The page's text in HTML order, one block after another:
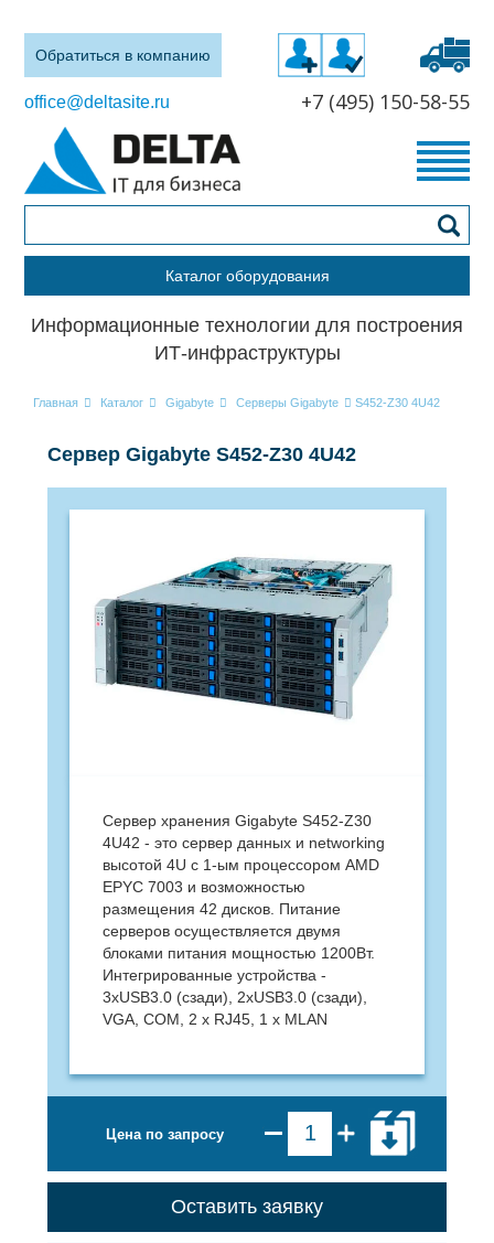
Обратиться в компанию
office@deltasite.ru +7 (495) 150-58-55
Каталог оборудования
Информационные технологии для построения
ИТ-инфраструктуры
Главная Каталог Gigabyte Серверы Gigabyte S452-Z30 4U42
Сервер Gigabyte S452-Z30 4U42
Сервер хранения Gigabyte S452-Z30
4U42 - это сервер данных и networking
высотой 4U с 1-ым процессором AMD
EPYC 7003 и возможностью
размещения 42 дисков. Питание
серверов осуществляется двумя
блоками питания мощностью 1200Вт.
Интегрированные устройства -
3xUSB3.0 (сзади), 2xUSB3.0 (сзади),
VGA, COM, 2 x RJ45, 1 x MLAN
Цена по запросу
Оставить заявку